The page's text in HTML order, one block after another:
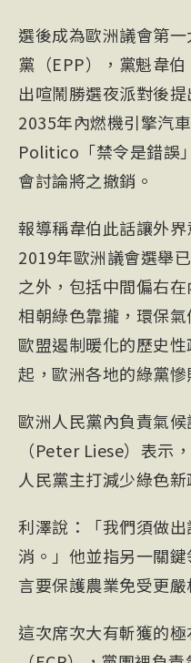
選後成為歐洲議會第
黨（EPP），黨魁韋
出喧鬧勝選夜派對後
2035年內燃機引擎汽
Politico「禁令是錯誤
會討論將之撤銷。
報導稱韋伯此話讓外
2019年歐洲議會選舉
之外，包括中間偏右
相朝綠色靠攏，環保
歐盟遏制暖化的歷史
起，歐洲各地的綠黨慘
歐洲人民黨內負責氣
（Peter Liese）表示
人民黨主打減少綠色
利澤說：「我們須做
消。」他並指另一關
言要保護農業免受更嚴
這次席次大有斬獲的